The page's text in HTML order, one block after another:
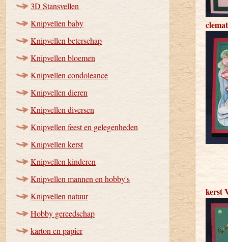
3D Stansvellen
Knipvellen baby
Knipvellen beterschap
Knipvellen bloemen
Knipvellen condoleance
Knipvellen dieren
Knipvellen diversen
Knipvellen feest en gelegenheden
Knipvellen kerst
Knipvellen kinderen
Knipvellen mannen en hobby's
Knipvellen natuur
Hobby gereedschap
karton en papier
kerst